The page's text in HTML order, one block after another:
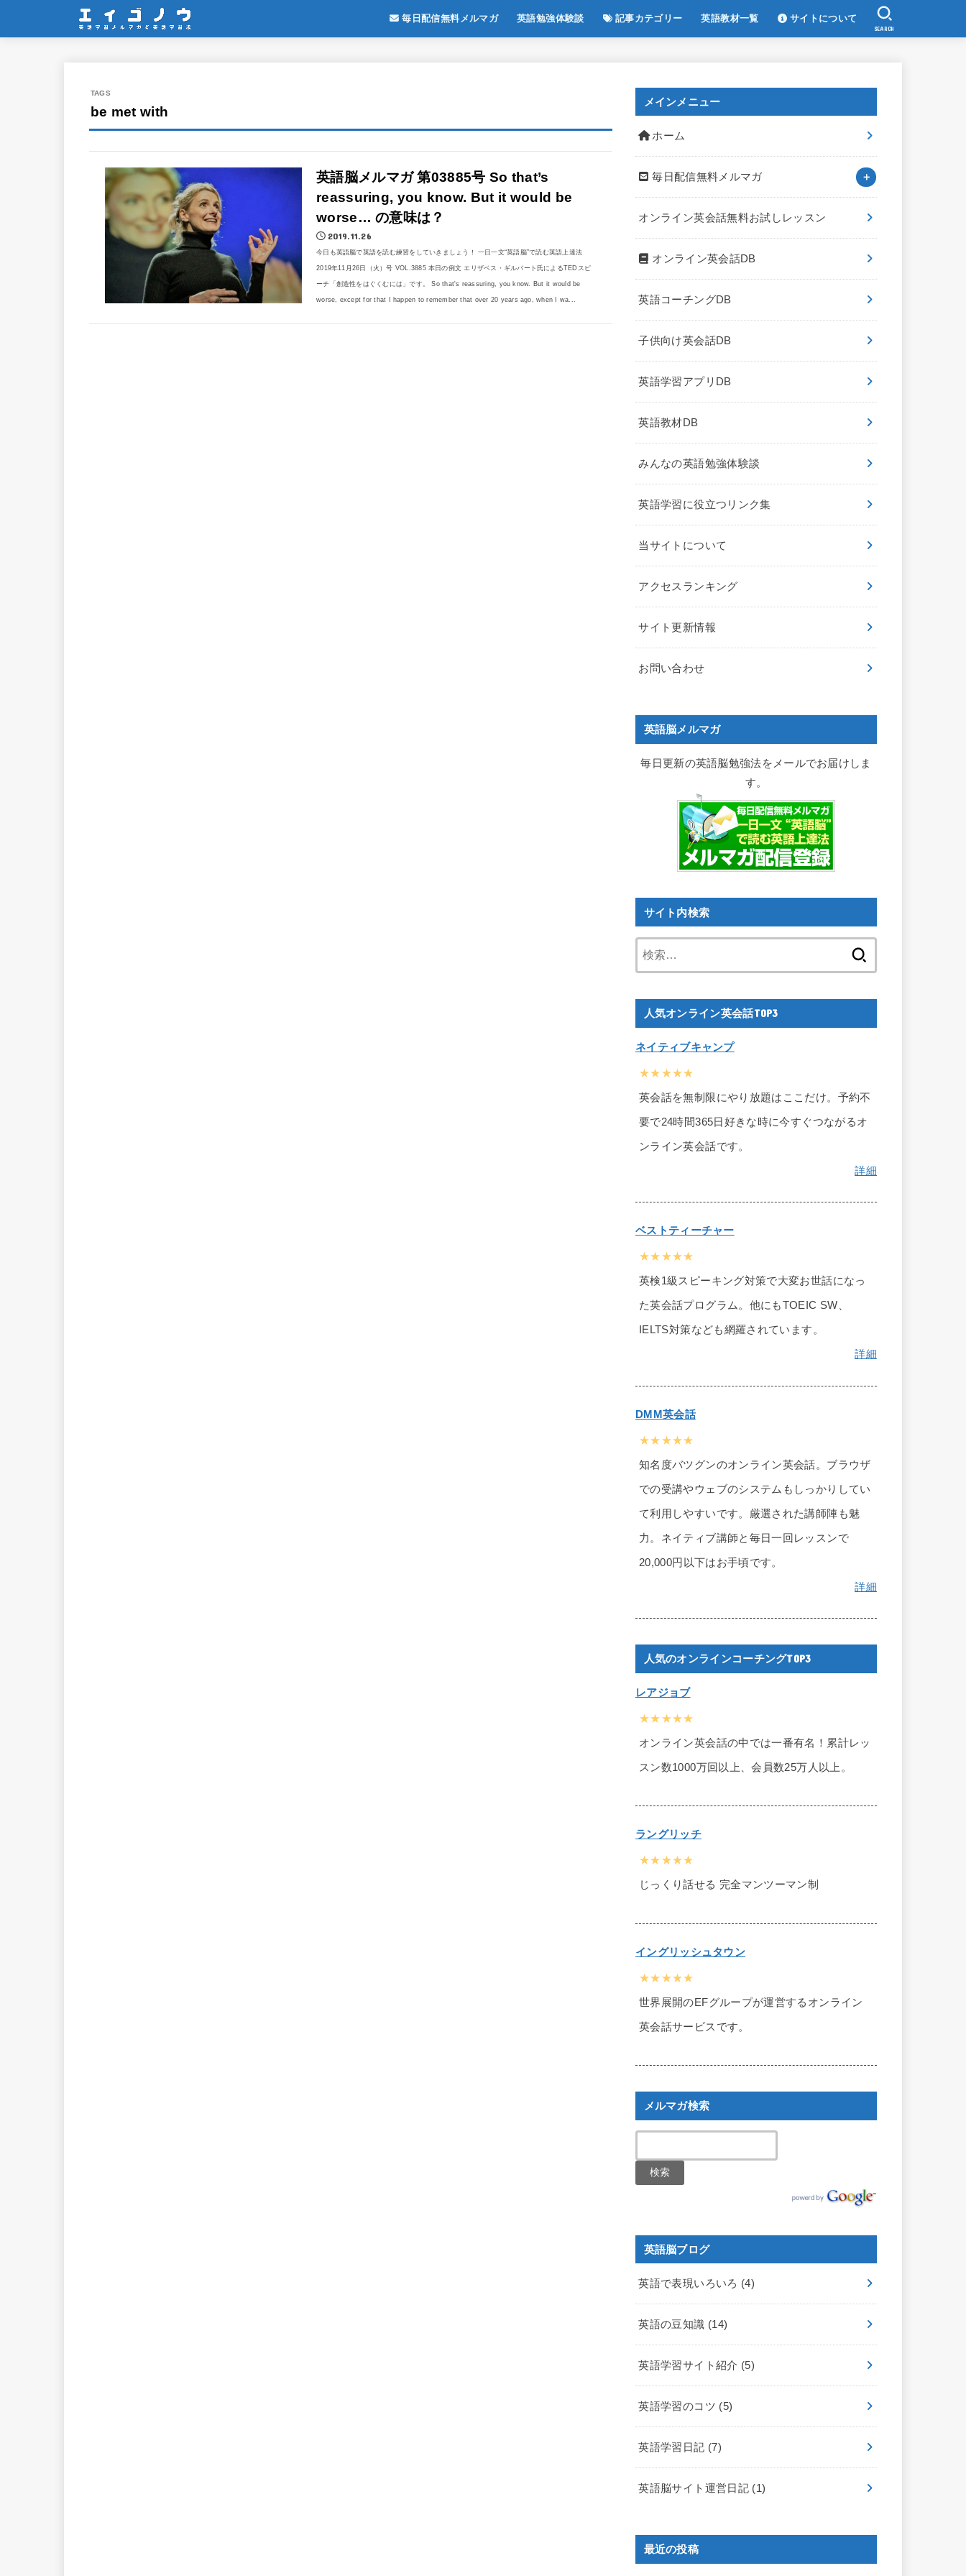
毎日配信無料メルマガ 英語勉強体験談 記事カテゴリー 英語教材一覧 サイトについて
SEARCH
be met with
英語脳メルマガ 第03885号 So that’s
reassuring, you know. But it would be
worse… の意味は？
2019.11.26
今日も英語脳で英語を読む練習をしていきましょう！ 一日一文“英語脳”で読む英語上達法
2019年11月26日（火）号 VOL.3885 本日の例文 エリザベス・ギルバート氏によるTEDスピ
ーチ「創造性をはぐくむには」です。 So that's reassuring, you know. But it would be
worse, except for that I happen to remember that over 20 years ago, when I wa...
メインメニュー
ホーム
毎日配信無料メルマガ
オンライン英会話無料お試しレッスン
オンライン英会話DB
英語コーチングDB
子供向け英会話DB
英語学習アプリDB
英語教材DB
みんなの英語勉強体験談
英語学習に役立つリンク集
当サイトについて
アクセスランキング
サイト更新情報
お問い合わせ
英語脳メルマガ
毎日更新の英語脳勉強法をメールでお届けしま
す。
サイト内検索
人気オンライン英会話TOP3
ネイティブキャンプ
★★★★★
英会話を無制限にやり放題はここだけ。予約不
要で24時間365日好きな時に今すぐつながるオ
ンライン英会話です。
詳細
ベストティーチャー
★★★★★
英検1級スピーキング対策で大変お世話になっ
た英会話プログラム。他にもTOEIC SW、
IELTS対策なども網羅されています。
詳細
DMM英会話
★★★★★
知名度バツグンのオンライン英会話。ブラウザ
での受講やウェブのシステムもしっかりしてい
て利用しやすいです。厳選された講師陣も魅
力。ネイティブ講師と毎日一回レッスンで
20,000円以下はお手頃です。
詳細
人気のオンラインコーチングTOP3
レアジョブ
★★★★★
オンライン英会話の中では一番有名！累計レッ
スン数1000万回以上、会員数25万人以上。
ラングリッチ
★★★★★
じっくり話せる 完全マンツーマン制
イングリッシュタウン
★★★★★
世界展開のEFグループが運営するオンライン
英会話サービスです。
メルマガ検索
英語脳ブログ
英語で表現いろいろ (4)
英語の豆知識 (14)
英語学習サイト紹介 (5)
英語学習のコツ (5)
英語学習日記 (7)
英語脳サイト運営日記 (1)
最近の投稿